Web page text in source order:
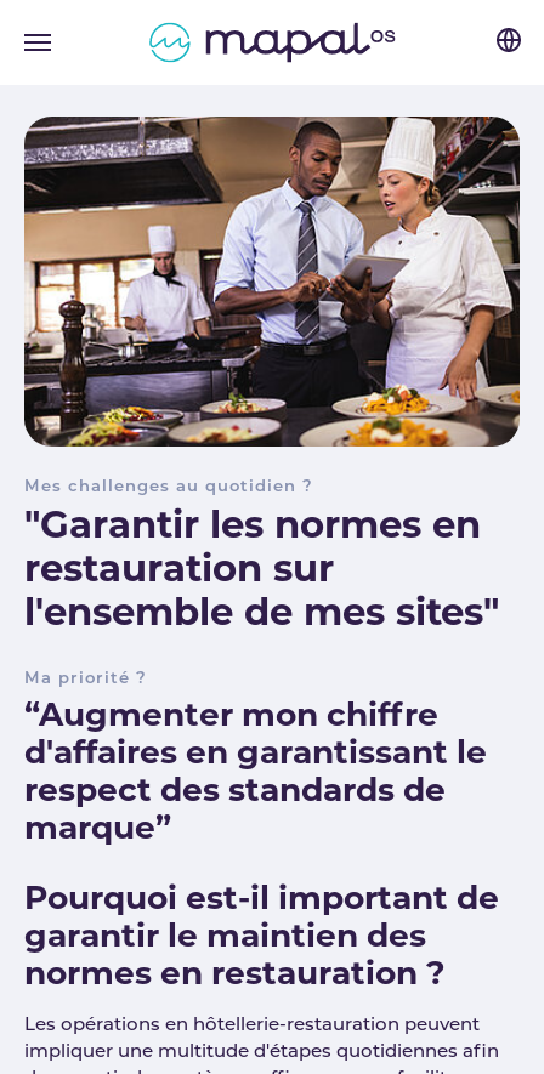
Mes challenges au quotidien ?
"Garantir les normes en
restauration sur
l'ensemble de mes sites"
Ma priorité ?
“Augmenter mon chiffre
d'affaires en garantissant le
respect des standards de
marque”
Pourquoi est-il important de
garantir le maintien des
normes en restauration ?
Les opérations en hôtellerie-restauration peuvent
impliquer une multitude d'étapes quotidiennes afin